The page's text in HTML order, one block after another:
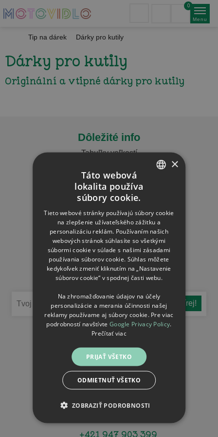
0
Menu
Tip na dárek Dárky pro kutily
Dárky pro kutily
Originální a vtipné dárky pro kutily
Dôležité info
Tabuľky veľkostí
Doprava a platba
Obchodné podmienky
Reklamačný poriadok
Ochrana osobných údajov
Nastavení souborů cookie
Buď v obraze
Nenechaj si ujsť novinky
Sleduj nás na sieťach
Kontakty
Motovidlo.com
Mánesova 1500
676 02 Moravské Budějovice
+421 947 903 399
×
Táto webová
lokalita používa
súbory cookie.
Tieto webové stránky používajú súbory cookie
na zlepšenie užívateľského zážitku a
personalizáciu reklám. Používaním našich
webových stránok súhlasíte so všetkými
súbormi cookie v súlade s našimi zásadami
používania súborov cookie. Súhlas môžete
kedykoľvek zmeniť kliknutím na „Nastavenie
súborov cookie“ v spodnej časti webu.
Na zhromažďovanie údajov na účely
personalizácie a merania účinnosti našej
reklamy používame aj súbory cookie. Pre viac
podrobností navštívte Google Privacy Policy.
Prečítať viac
PRIJAŤ VŠETKO
ODMIETNUŤ VŠETKO
ZOBRAZIŤ PODROBNOSTI